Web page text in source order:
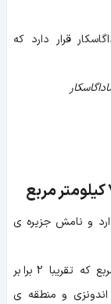
قرار دارد که
کیلومتر مربع
و نامش جزیره ی
این جزیره با وسعتی بالغ بر 748.168 کیلومتر مربع که تقریبا 2 برابر
و منطقه ی